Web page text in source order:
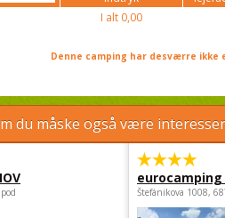
I alt 0,00
Denne camping har desværre
du måske også være
Štefánikova 1008,